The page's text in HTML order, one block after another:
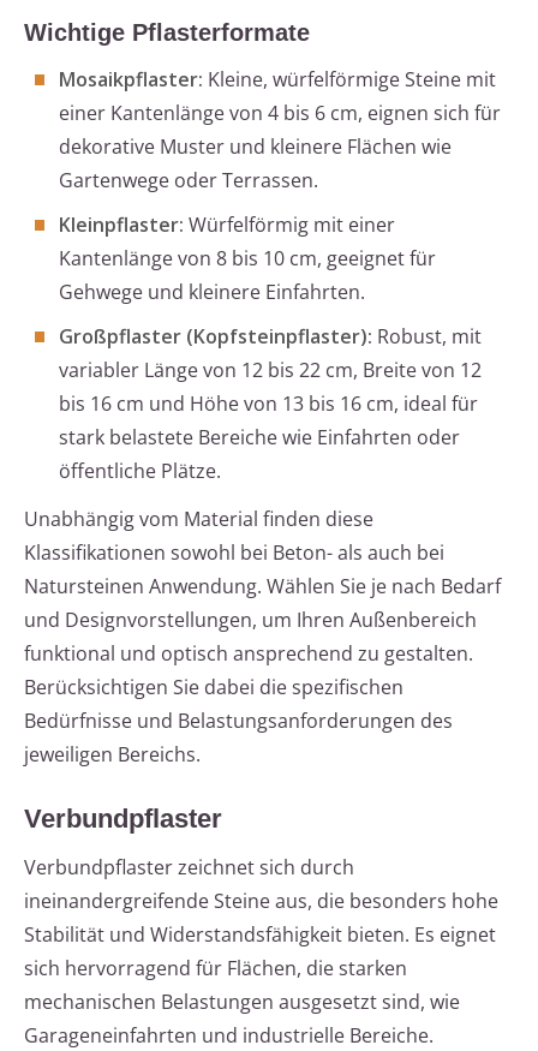
Wichtige Pflasterformate
Mosaikpflaster: Kleine, würfelförmige Steine mit
einer Kantenlänge von 4 bis 6 cm, eignen sich für
dekorative Muster und kleinere Flächen wie
Gartenwege oder Terrassen.
Kleinpflaster: Würfelförmig mit einer
Kantenlänge von 8 bis 10 cm, geeignet für
Gehwege und kleinere Einfahrten.
Großpflaster (Kopfsteinpflaster): Robust, mit
variabler Länge von 12 bis 22 cm, Breite von 12
bis 16 cm und Höhe von 13 bis 16 cm, ideal für
stark belastete Bereiche wie Einfahrten oder
öffentliche Plätze.
Unabhängig vom Material finden diese
Klassifikationen sowohl bei Beton- als auch bei
Natursteinen Anwendung. Wählen Sie je nach Bedarf
und Designvorstellungen, um Ihren Außenbereich
funktional und optisch ansprechend zu gestalten.
Berücksichtigen Sie dabei die spezifischen
Bedürfnisse und Belastungsanforderungen des
jeweiligen Bereichs.
Verbundpflaster
Verbundpflaster zeichnet sich durch
ineinandergreifende Steine aus, die besonders hohe
Stabilität und Widerstandsfähigkeit bieten. Es eignet
sich hervorragend für Flächen, die starken
mechanischen Belastungen ausgesetzt sind, wie
Garageneinfahrten und industrielle Bereiche.